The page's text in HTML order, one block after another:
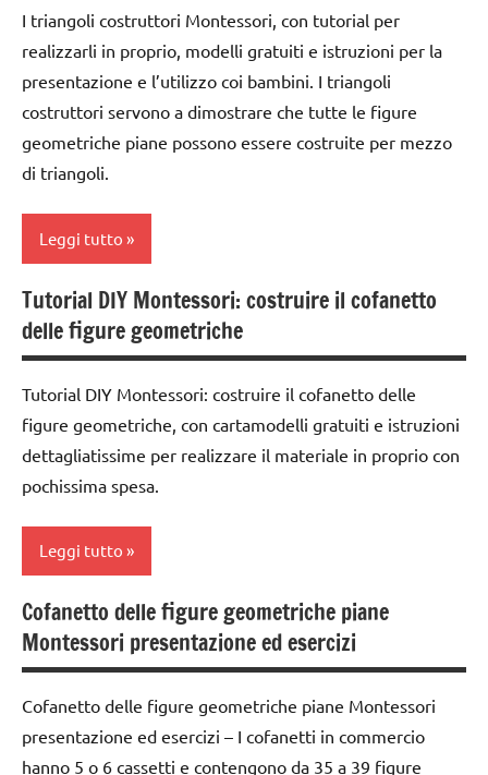
PER ETA'
TUTTI GLI
ARTICOLI
GUIDA
DIDATTICA
MONTESSORI
LINGUAGGIO
MONTESSORI
MATEMATICA
MATEMATICA
MONTESSORI
materiale
didattico
TUTORIAL
TUTTI GLI
ARGOMENTI
PER ETA'
TUTTI GLI
ARTICOLI
2a
materiali
Montessori
3 ai
6
anni
GUIDA
DIDATTICA
MATEMATICA
MONTESSORI
SVILUPPO
SENSORIALE
TUTTI GLI
ARGOMENTI
I triangoli costruttori Montessori, con tutorial per
realizzarli in proprio, modelli gratuiti e istruzioni per la
presentazione e l’utilizzo coi bambini. I triangoli
costruttori servono a dimostrare che tutte le figure
geometriche piane possono essere costruite per mezzo
di triangoli.
Leggi tutto
classe
3a
4a
costruire i
materiali
Montessori
3 ai
anni
DOWNLOAD
MONTESSORI
Tutorial DIY Montessori: costruire il cofanetto
delle figure geometriche
Tutorial DIY Montessori: costruire il cofanetto delle
figure geometriche, con cartamodelli gratuiti e istruzioni
dettagliatissime per realizzare il materiale in proprio con
pochissima spesa.
Leggi tutto
classe
2a
3a
Cofanetto delle figure geometriche piane
Montessori presentazione ed esercizi
Cofanetto delle figure geometriche piane Montessori
presentazione ed esercizi – I cofanetti in commercio
hanno 5 o 6 cassetti e contengono da 35 a 39 figure